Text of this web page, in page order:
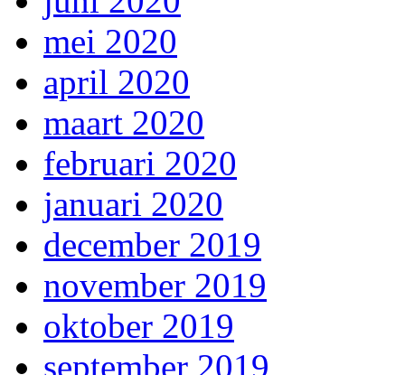
mei 2020
april 2020
maart 2020
februari 2020
januari 2020
december 2019
november 2019
oktober 2019
september 2019